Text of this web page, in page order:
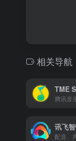
相关导航
TME
腾讯音
讯飞
配音、